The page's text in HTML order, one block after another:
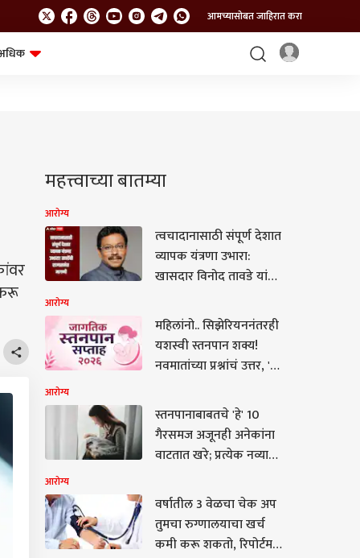
आमच्यासोबत जाहिरात करा
महत्त्वाच्या बातम्या
आरोग्य
त्वचादानासाठी संपूर्ण देशात
व्यापक यंत्रणा उभारा:
खासदार विनोद तावडे यांची
आरोग्य
महिलांनो.. सिझेरियननंतरही
यशस्वी स्तनपान शक्य!
नवमातांच्या प्रश्नांचं उत्तर, 'ही'
महत्त्व
आरोग्य
स्तनपानाबाबतचे 'हे' 10
गैरसमज अजूनही अनेकांना
वाटतात खरे; प्रत्येक नव्या
डॉक्टर काय सांगतात?
आरोग्य
वर्षातील 3 वेळचा चेक अप
तुमचा रुग्णालयाचा खर्च
कमी करू शकतो, रिपोर्टमध्ये